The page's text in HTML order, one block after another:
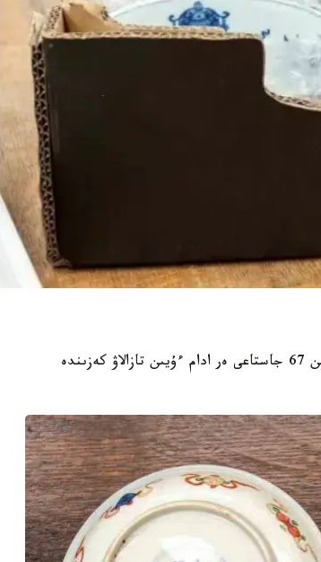
باسىلىمنىڭ مالىمەتىنشە، انگليانىڭ دەربيشير گرافتىعىندا تۇراتىن 67 جاستاعى ەر ادام ءۇيىن تازالاۋ كەزىندە